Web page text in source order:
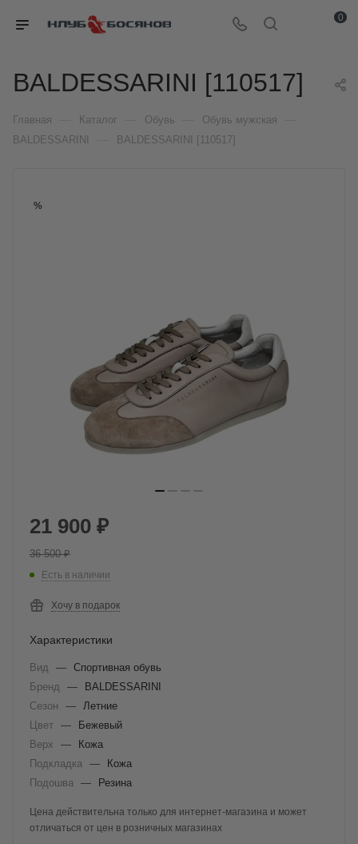
0
BALDESSARINI [110517]
Главная Каталог Обувь Обувь мужская
BALDESSARINI BALDESSARINI [110517]
%
21 900 ₽
36 500₽
Есть в наличии
Хочу в подарок
Характеристики
Вид — Спортивная обувь
Бренд
—
BALDESSARINI
Сезон
—
Летние
Цвет —
Бежевый
Верх
—
Кожа
Подкладка
—
Кожа
Подошва
— Резина
Цена действительна только для интернет-магазина и может
отличаться от цен в розничных магазинах